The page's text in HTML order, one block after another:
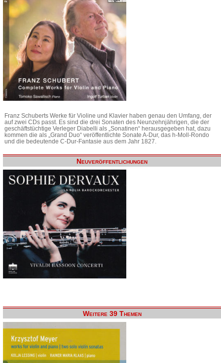
Franz Schuberts Werke für Violine und Klavier haben genau den Umfang, der
auf zwei CDs passt. Es sind die drei Sonaten des Neunzehnjährigen, die der
geschäftstüchtige Verleger Diabelli als „Sonatinen“ herausgegeben hat, dazu
kommen die als „Grand Duo“ veröffentlichte Sonate A-Dur, das h-Moll-Rondo
und die bedeutende C-Dur-Fantasie aus dem Jahr 1827.
Neuveröffentlichungen
Weitere 39 Themen